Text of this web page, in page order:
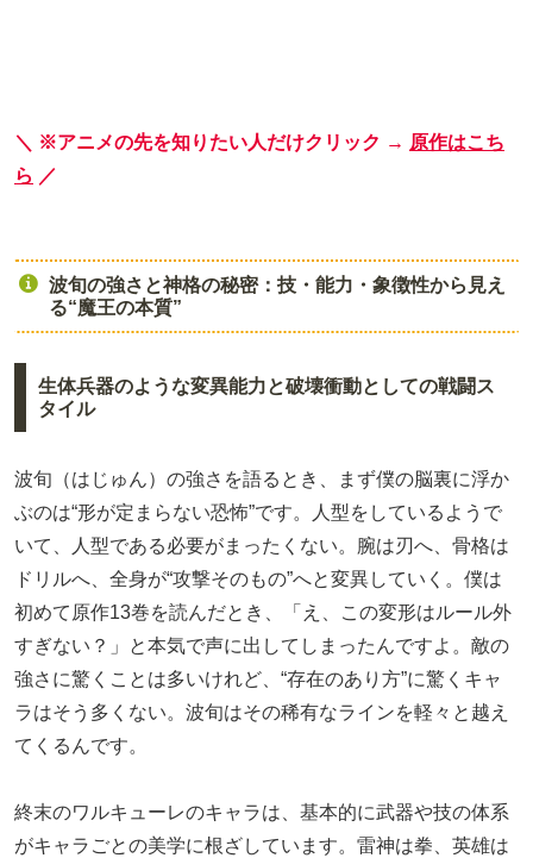
＼ ※アニメの先を知りたい人だけクリック → 原作はこち
ら ／
波旬の強さと神格の秘密：技・能力・象徴性から見え
る“魔王の本質”
生体兵器のような変異能力と破壊衝動としての戦闘ス
タイル
波旬（はじゅん）の強さを語るとき、まず僕の脳裏に浮か
ぶのは“形が定まらない恐怖”です。人型をしているようで
いて、人型である必要がまったくない。腕は刃へ、骨格は
ドリルへ、全身が“攻撃そのもの”へと変異していく。僕は
初めて原作13巻を読んだとき、「え、この変形はルール外
すぎない？」と本気で声に出してしまったんですよ。敵の
強さに驚くことは多いけれど、“存在のあり方”に驚くキャ
ラはそう多くない。波旬はその稀有なラインを軽々と越え
てくるんです。
終末のワルキューレのキャラは、基本的に武器や技の体系
がキャラごとの美学に根ざしています。雷神は拳、英雄は